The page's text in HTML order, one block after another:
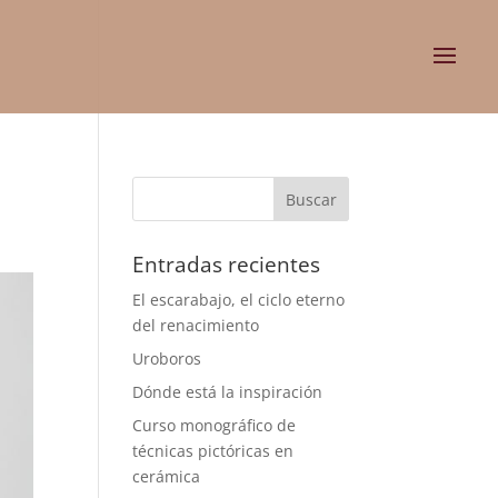
Entradas recientes
El escarabajo, el ciclo eterno
del renacimiento
Uroboros
Dónde está la inspiración
Curso monográfico de
técnicas pictóricas en
cerámica